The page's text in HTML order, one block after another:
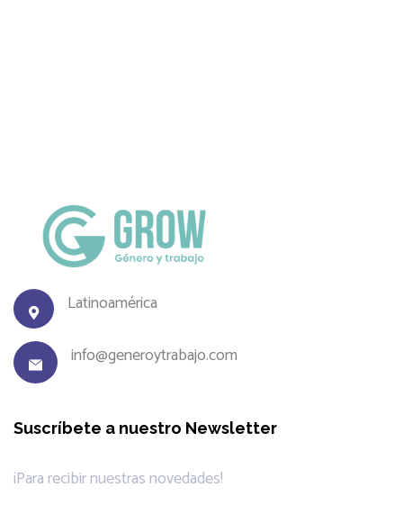
Latinoamérica
info@generoytrabajo.com
Suscríbete a nuestro Newsletter
¡Para recibir nuestras novedades!